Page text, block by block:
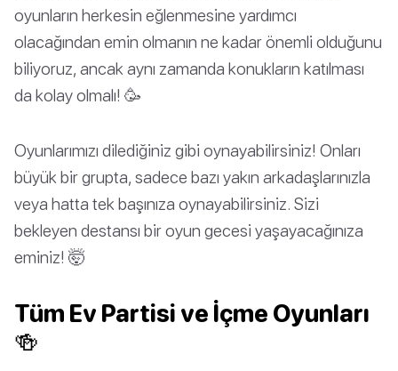
oyunların herkesin eğlenmesine yardımcı
olacağından emin olmanın ne kadar önemli olduğunu
biliyoruz, ancak aynı zamanda konukların katılması
da kolay olmalı! 🥳
Oyunlarımızı dilediğiniz gibi oynayabilirsiniz! Onları
büyük bir grupta, sadece bazı yakın arkadaşlarınızla
veya hatta tek başınıza oynayabilirsiniz. Sizi
bekleyen destansı bir oyun gecesi yaşayacağınıza
eminiz! 🤯
Tüm Ev Partisi ve İçme Oyunları
🍻